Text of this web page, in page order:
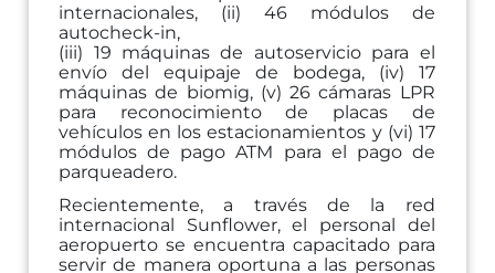
internacionales,
(ii) 46 módulos
de
autocheck-in,
(iii) 19 máquinas de autoservicio para el
envío del equipaje de bodega, (iv) 17
máquinas de biomig, (v) 26 cámaras LPR
para
reconocimiento de placas
de
vehículos en los estacionamientos y (vi) 17
módulos de pago ATM para el pago de
parqueadero.
Recientemente, a través de la red
internacional Sunflower, el personal del
aeropuerto se encuentra capacitado para
servir de manera oportuna a las personas